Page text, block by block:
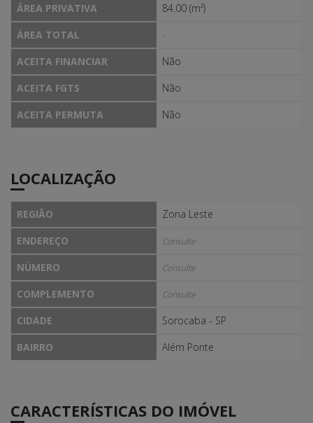
ÁREA PRIVATIVA
84.00 (m²)
ÁREA TOTAL
-
ACEITA FINANCIAR
Não
ACEITA FGTS
Não
ACEITA PERMUTA
Não
LOCALIZAÇÃO
REGIÃO
Zona Leste
ENDEREÇO
Consulte
NÚMERO Consulte
COMPLEMENTO Consulte
CIDADE
Sorocaba - SP
BAIRRO
Além Ponte
CARACTERÍSTICAS DO IMÓVEL